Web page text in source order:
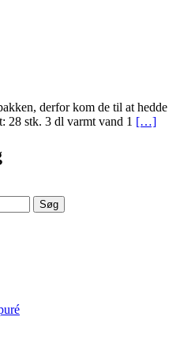
derfor kom de til at hedde
28 stk. 3 dl varmt vand 1 […]